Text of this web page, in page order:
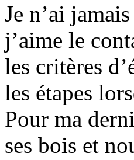
Je n’ai
j’aime le
les critères
les étapes
Pour ma
ses bois et